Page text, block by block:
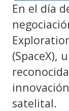
En el día
(SpaceX),
satelital.​